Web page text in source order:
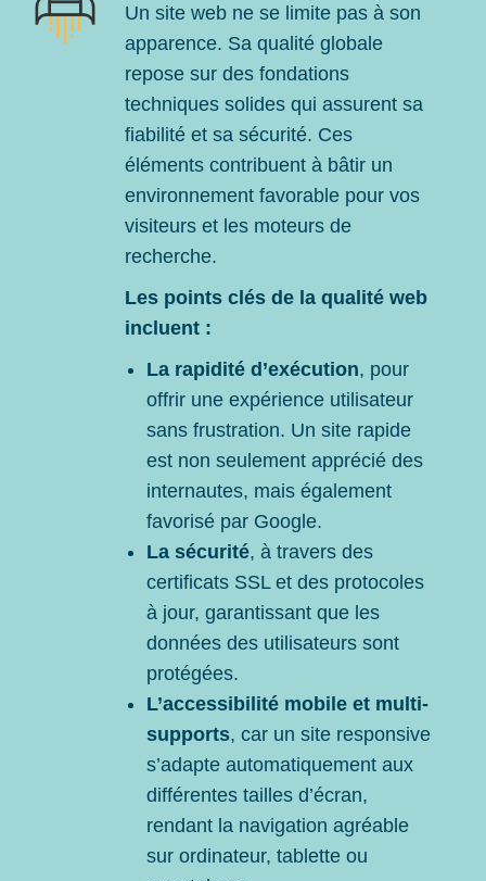
Un site web ne se limite pas à son
apparence. Sa qualité globale
repose sur des fondations
techniques solides qui assurent sa
fiabilité et sa sécurité. Ces
éléments contribuent à bâtir un
environnement favorable pour vos
visiteurs et les moteurs de
recherche.
Les points clés de la qualité web
incluent :
La rapidité d’exécution, pour
offrir une expérience utilisateur
sans frustration. Un site rapide
est non seulement apprécié des
internautes, mais également
favorisé par Google.
La sécurité, à travers des
certificats SSL et des protocoles
à jour, garantissant que les
données des utilisateurs sont
protégées.
L’accessibilité mobile et multi-
supports, car un site responsive
s’adapte automatiquement aux
différentes tailles d’écran,
rendant la navigation agréable
sur ordinateur, tablette ou